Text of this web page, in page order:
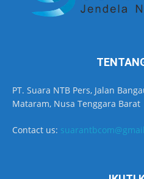
PT. Suara NTB Pers, Jalan
Mataram, Nusa Tenggara Barat
Contact us: